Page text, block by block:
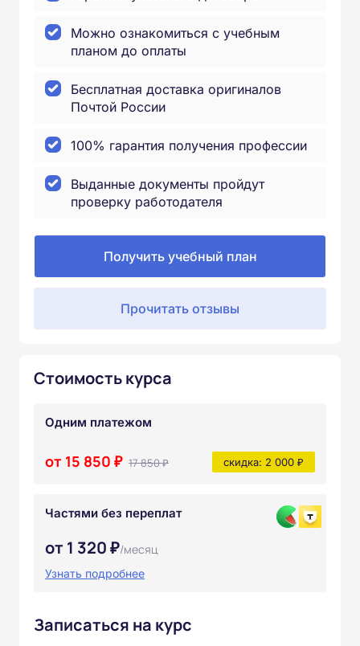
Можно ознакомиться с учебным
планом до оплаты
Бесплатная доставка оригиналов
Почтой России
100% гарантия получения профессии
Выданные документы пройдут
проверку работодателя
Получить учебный план
Прочитать отзывы
Стоимость курса
Одним платежом
от 15 850 ₽ 17 850 ₽ скидка: 2 000 ₽
Частями без переплат
от 1 320 ₽/месяц
Узнать подробнее
Записаться на курс